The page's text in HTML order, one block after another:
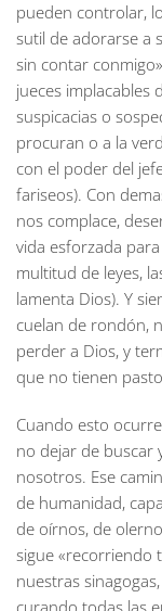
pueden controlar,
sutil de adorarse a
sin contar
jueces implacables
suspicacias o
procuran o a la
con el poder del
fariseos). Con
nos complace,
vida esforzada
multitud de leyes,
lamenta Dios). Y
cuelan de rondón,
perder a Dios, y
que no tienen
Cuando esto
no dejar de buscar
nosotros. Ese
de humanidad,
de oírnos, de
sigue «recorriendo
nuestras
curando todas las